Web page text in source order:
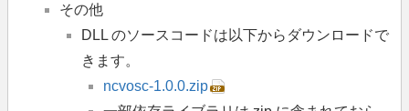
その他
DLL のソースコードは以下からダウンロードで
きます。
ncvosc-1.0.0.zip